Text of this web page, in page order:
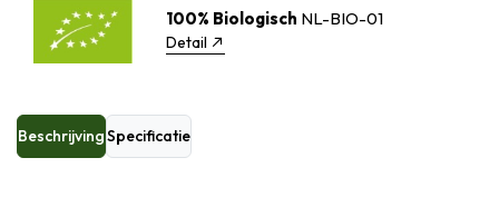
100% Biologisch NL-BIO-01
Detail
BeschrijvingSpecificatie